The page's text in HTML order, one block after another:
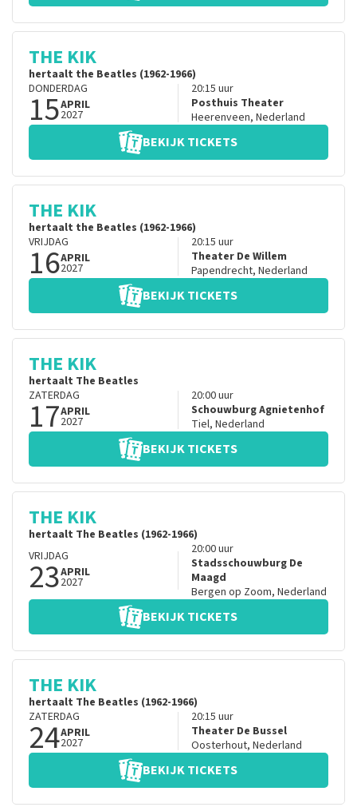
THE KIK
hertaalt the Beatles (1962-1966)
DONDERDAG
15APRIL
2027
20:15 uur
Posthuis Theater
Heerenveen, Nederland
BEKIJK TICKETS
THE KIK
hertaalt the Beatles (1962-1966)
VRIJDAG
16APRIL
2027
20:15 uur
Theater De Willem
Papendrecht, Nederland
BEKIJK TICKETS
THE KIK
hertaalt The Beatles
ZATERDAG
17APRIL
2027
20:00uur
Schouwburg Agnietenhof
Tiel, Nederland
BEKIJK TICKETS
THE KIK
hertaalt The Beatles (1962-1966)
VRIJDAG
23APRIL
2027
20:00uur
Stadsschouwburg De
Maagd
Bergen op Zoom, Nederland
BEKIJK TICKETS
THE KIK
hertaalt The Beatles (1962-1966)
ZATERDAG
24APRIL
2027
20:15 uur
Theater De Bussel
Oosterhout, Nederland
BEKIJK TICKETS